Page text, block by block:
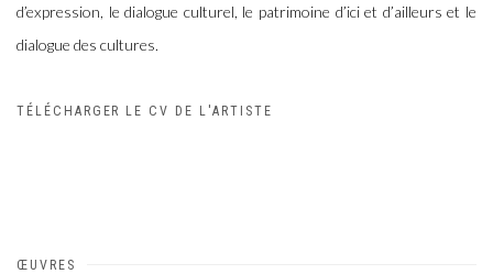
d’expression, le dialogue culturel, le patrimoine d’ici et d’ailleurs et le
dialogue des cultures.
TÉLÉCHARGER LE CV DE L'ARTISTE
ŒUVRES